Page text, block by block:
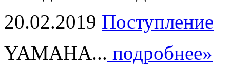
20.02.2019 Поступление
YAMAHA... подробнее»